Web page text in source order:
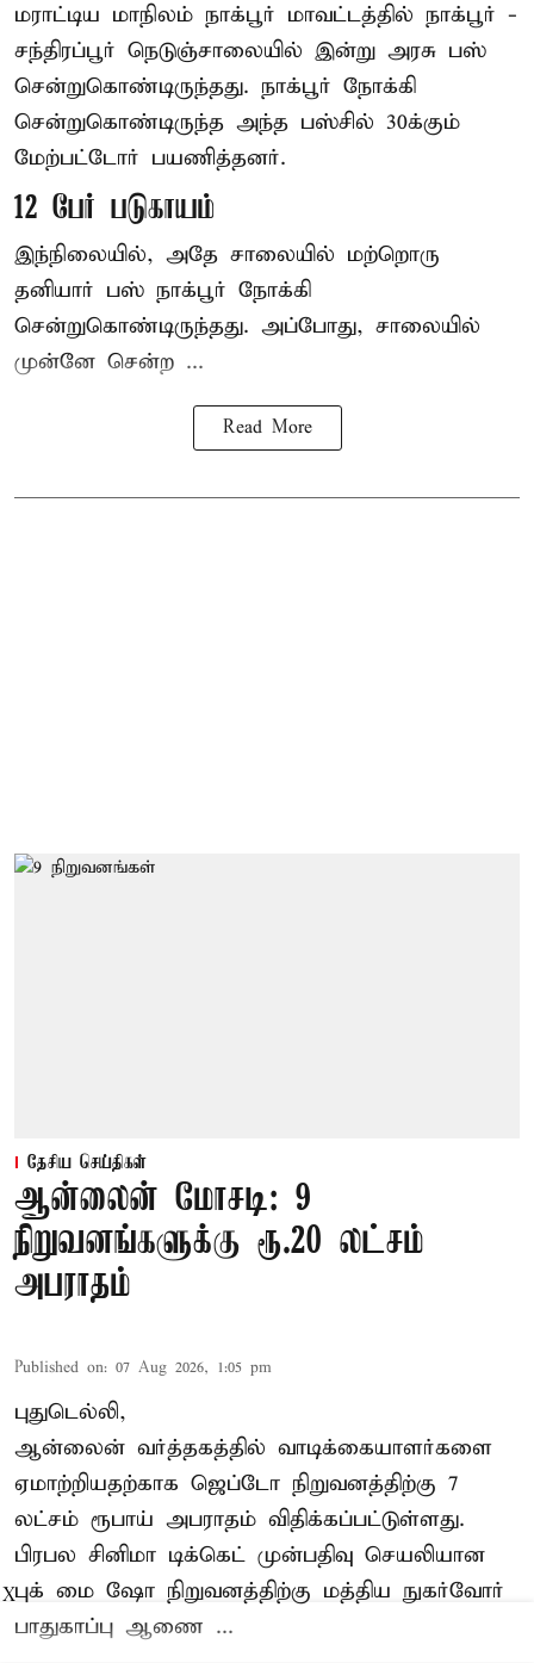
மராட்டிய மாநிலம் நாக்பூர் மாவட்டத்தில் நாக்பூர் -
சந்திரப்பூர் நெடுஞ்சாலையில் இன்று அரசு பஸ்
சென்றுகொண்டிருந்தது. நாக்பூர் நோக்கி
சென்றுகொண்டிருந்த அந்த பஸ்சில் 30க்கும்
மேற்பட்டோர் பயணித்தனர்.
12 பேர் படுகாயம்
இந்நிலையில், அதே சாலையில் மற்றொரு
தனியார் பஸ் நாக்பூர் நோக்கி
சென்றுகொண்டிருந்தது. அப்போது, சாலையில்
முன்னே சென்ற ...
Read More
தேசிய செய்திகள்
ஆன்லைன் மோசடி: 9
நிறுவனங்களுக்கு ரூ.20 லட்சம்
அபராதம்
Published on: 07 Aug 2026, 1:05 pm
புதுடெல்லி,
ஆன்லைன் வர்த்தகத்தில் வாடிக்கையாளர்களை
ஏமாற்றியதற்காக ஜெப்டோ நிறுவனத்திற்கு 7
லட்சம் ரூபாய் அபராதம் விதிக்கப்பட்டுள்ளது.
பிரபல சினிமா டிக்கெட் முன்பதிவு செயலியான
புக் மை ஷோ நிறுவனத்திற்கு மத்திய நுகர்வோர்
பாதுகாப்பு ஆணை ...
X